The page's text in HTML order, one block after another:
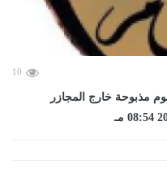
10
كيلو جرام لحوم مذبوحة خارج المجازر